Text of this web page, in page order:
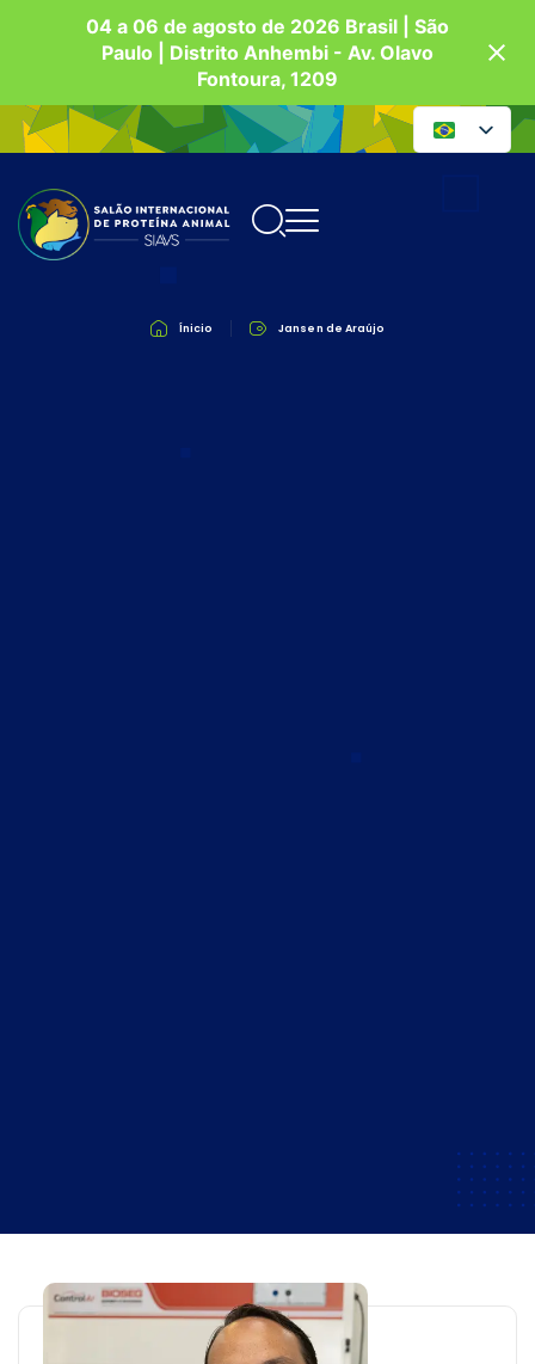
04 a 06 de agosto de 2026 Brasil | São
Paulo | Distrito Anhembi - Av. Olavo
Fontoura, 1209
Ínicio Jansen de Araújo